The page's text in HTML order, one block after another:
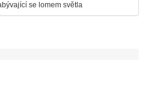
se lomem světla